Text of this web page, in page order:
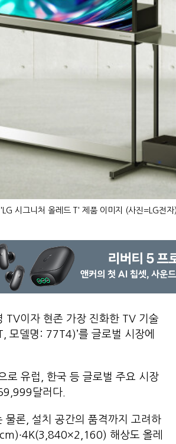
시그니처 올레드 T' 제품 이미지 (사진=LG전
TV이자 현존 가장 진화한 TV 기술
모델명: 77T4)’를 글로벌 시장에
로 유럽, 한국 등 글로벌 주요 시장
달러다.
물론, 설치 공간의 품격까지 고려하
해상도 올레